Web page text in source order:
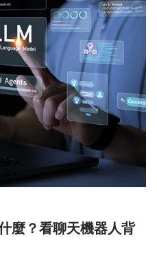
麼？看聊天機器人背